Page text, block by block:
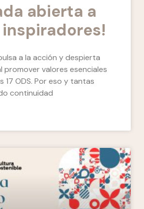
abierta a
a la acción y despierta
promover valores esenciales
17 ODS. Por eso y tantas
continuidad